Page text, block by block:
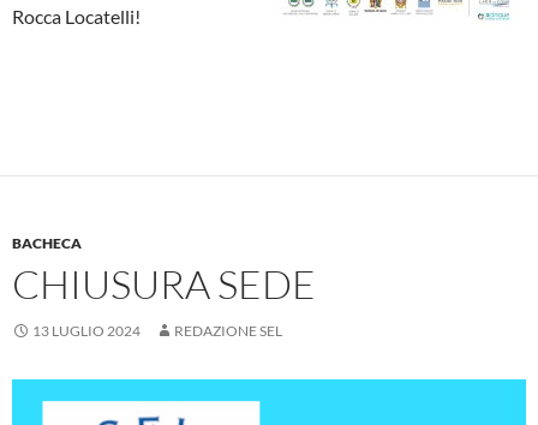
Rocca Locatelli!
BACHECA
CHIUSURA SEDE
13 LUGLIO 2024 REDAZIONE SEL